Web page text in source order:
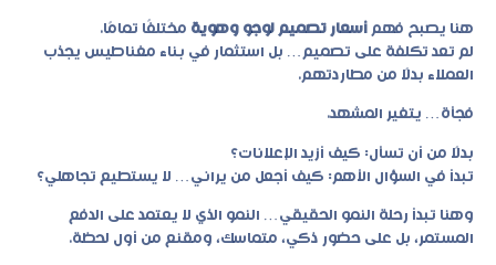
هنا يصبح فهم أسعار تصميم لوجو وهوية مختلفًا تمامًا.
لم تعد تكلفة على تصميم… بل استثمار في بناء مغناطيس يجذب
العملاء بدلًا من مطاردتهم.
فجأة… يتغير المشهد.
بدلًا من أن تسأل: كيف أزيد الإعلانات؟
تبدأ في السؤال الأهم: كيف أجعل من يراني… لا يستطيع تجاهلي؟
وهنا تبدأ رحلة النمو الحقيقي… النمو الذي لا يعتمد على الدفع
المستمر، بل على حضور ذكي، متماسك، ومقنع من أول لحظة.